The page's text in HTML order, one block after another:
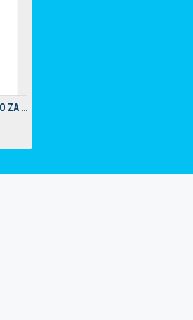
DYNAMAX LETNO ČISTILO ZA STEKLO 5L - JABOLKO IN META